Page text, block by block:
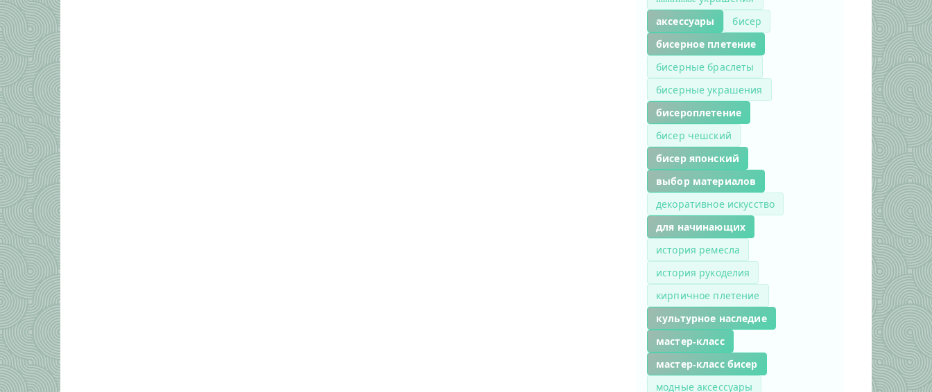
аксессуары бисер
бисерное плетение
бисерные браслеты
бисерные украшения
бисероплетение
бисер чешский
бисер японский
выбор материалов
декоративное искусство
для начинающих
история ремесла
история рукоделия
кирпичное плетение
культурное наследие
мастер-класс
мастер-класс бисер
модные аксессуары